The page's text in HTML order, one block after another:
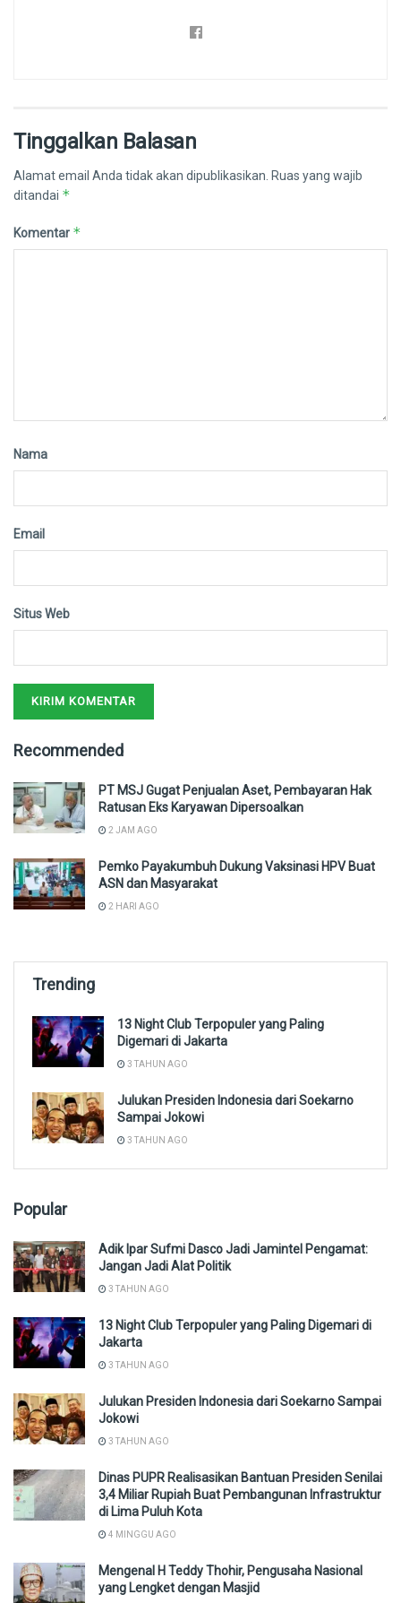
Tinggalkan Balasan
Alamat email Anda tidak akan dipublikasikan. Ruas yang wajib
ditandai *
Komentar *
Nama
Email
Situs Web
Recommended
PT MSJ Gugat Penjualan Aset, Pembayaran Hak
Ratusan Eks Karyawan Dipersoalkan
2 JAM AGO
Pemko Payakumbuh Dukung Vaksinasi HPV Buat
ASN dan Masyarakat
2 HARI AGO
Trending
13 Night Club Terpopuler yang Paling
Digemari di Jakarta
3 TAHUN AGO
Julukan Presiden Indonesia dari Soekarno
Sampai Jokowi
3 TAHUN AGO
Popular
Adik Ipar Sufmi Dasco Jadi Jamintel Pengamat:
Jangan Jadi Alat Politik
3 TAHUN AGO
13 Night Club Terpopuler yang Paling Digemari di
Jakarta
3 TAHUN AGO
Julukan Presiden Indonesia dari Soekarno Sampai
Jokowi
3 TAHUN AGO
Dinas PUPR Realisasikan Bantuan Presiden Senilai
3,4 Miliar Rupiah Buat Pembangunan Infrastruktur
di Lima Puluh Kota
4 MINGGU AGO
Mengenal H Teddy Thohir, Pengusaha Nasional
yang Lengket dengan Masjid